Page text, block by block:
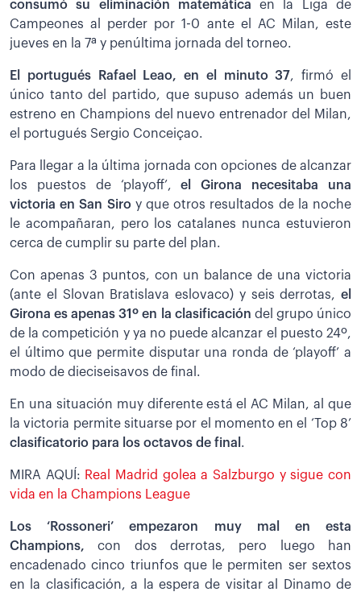
consumó su eliminación matemática en la Liga de
Campeones al perder por 1-0 ante el AC Milan, este
jueves en la 7ª y penúltima jornada del torneo.
El portugués Rafael Leao, en el minuto 37, firmó el
único tanto del partido, que supuso además un buen
estreno en Champions del nuevo entrenador del Milan,
el portugués Sergio Conceiçao.
Para llegar a la última jornada con opciones de alcanzar
los puestos de ‘playoff’,el Girona necesitaba una
victoria en San Siroy que otros resultados de la noche
le acompañaran, pero los catalanes nunca estuvieron
cerca de cumplir su parte del plan.
Con apenas 3 puntos, con un balance de una victoria
(ante el Slovan Bratislava eslovaco) y seis derrotas, el
Girona es apenas 31º en la clasificación del grupo único
de la competición y ya no puede alcanzar el puesto 24º,
el último que permite disputar una ronda de ‘playoff’ a
modo de dieciseisavos de final.
En una situación muy diferente está el AC Milan, al que
la victoria permite situarse por el momento en el ‘Top 8’
clasificatorio para los octavos de final .
MIRA AQUÍ: Real Madrid golea a Salzburgo y sigue con
vida en la Champions League
Los ‘Rossoneri’ empezaron muy mal en esta
Champions, con dos derrotas, pero luego han
encadenado cinco triunfos que le permiten ser sextos
en la clasificación, a la espera de visitar al Dinamo de